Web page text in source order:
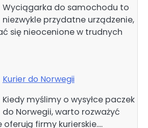
Wyciągarka do samochodu to
niezwykle przydatne urządzenie,
się nieocenione w trudnych
Kurier do Norwegii
Kiedy myślimy o wysyłce paczek
do Norwegii, warto rozważyć
oferują firmy kurierskie.…